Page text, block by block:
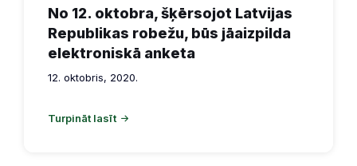
No 12. oktobra, šķērsojot Latvijas
Republikas robežu, būs jāaizpilda
elektroniskā anketa
12. oktobris, 2020.
Turpināt lasīt